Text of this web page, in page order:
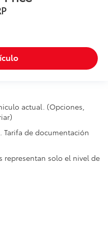
actual. (Opciones,
de documentación
representan solo el nivel de